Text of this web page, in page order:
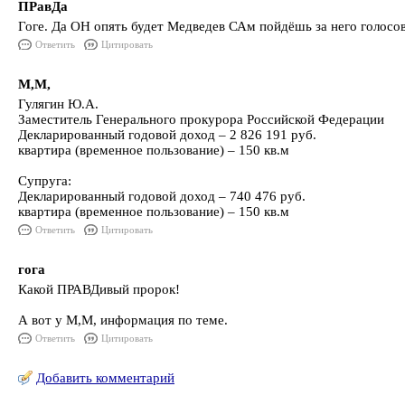
ПРавДа
Гоге. Да ОН опять будет Медведев САм пойдёшь за него
Ответить Цитировать
М,М,
Гулягин Ю.А.
Заместитель Генерального прокурора Российской Федерации
Декларированный годовой доход – 2 826 191 руб.
квартира (временное пользование) – 150 кв.м
Супруга:
Декларированный годовой доход – 740 476 руб.
квартира (временное пользование) – 150 кв.м
Ответить Цитировать
гога
Какой ПРАВДивый пророк!
А вот у М,М, информация по теме.
Ответить Цитировать
Добавить комментарий